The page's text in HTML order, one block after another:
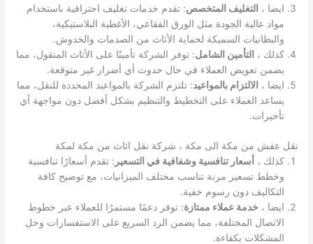
ايضا ، التغليف المتخصص: تقدم خدمات تغليف احترافية باستخدام
مواد عالية الجودة مثل الورق الفقاعي، الأغطية البلاستيكية،
والبطانيات السميكة لحماية الأثاث من الصدمات والخدوش.
كذلك ، التأمين الشامل: توفر الشركة تأمينًا على الأثاث المنقول، مما
يضمن تعويض العملاء في حال حدوث أي أضرار غير متوقعة.
ايضا ،
الالتزام بالمواعيد: تلتزم الشركة بالمواعيد المحددة للنقل، مما
يساعد العملاء على التخطيط والتنظيم بشكل أفضل دون مواجهة أي
تأخيرات.
نقل عفش من مكة الى مكة ، شركة نقل اثاث من مكة لمكة
كذلك ، أسعار تنافسية وشفافية في التسعير : تقدم أسعارًا تنافسية
وخطط تسعير مرنة تناسب مختلف الميزانيات، مع توضيح كافة
التكاليف دون رسوم خفية.
ايضا ، خدمة عملاء ممتازة: توفر دعمًا مستمرًا للعملاء عبر خطوط
الاتصال المختلفة، مما يضمن الرد السريع على الاستفسارات وحل
المشكلات بكفاءة.